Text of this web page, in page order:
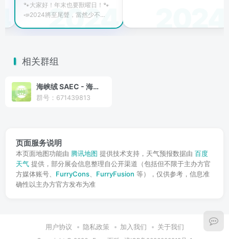
🐾大家好！年末也要獸曜日！🐾 ​
📣2024將至尾聲，當然少不...
相关群组
海峡绒 SAEC - 海峡两岸兽圈/马圈活动信息收集组织（大陆版）
群号：671439813
页面服务说明
本页面地图功能由 腾讯地图 提供技术支持，天气预报数据由 百度
天气 提供，部分展会信息整理自公开渠道（包括但不限于主办方官
方媒体账号、 FurryCons、 FurryFusion 等），仅供参考，信息准
确性以主办方官方发布为准
用户协议 隐私政策 加入我们 关于我们